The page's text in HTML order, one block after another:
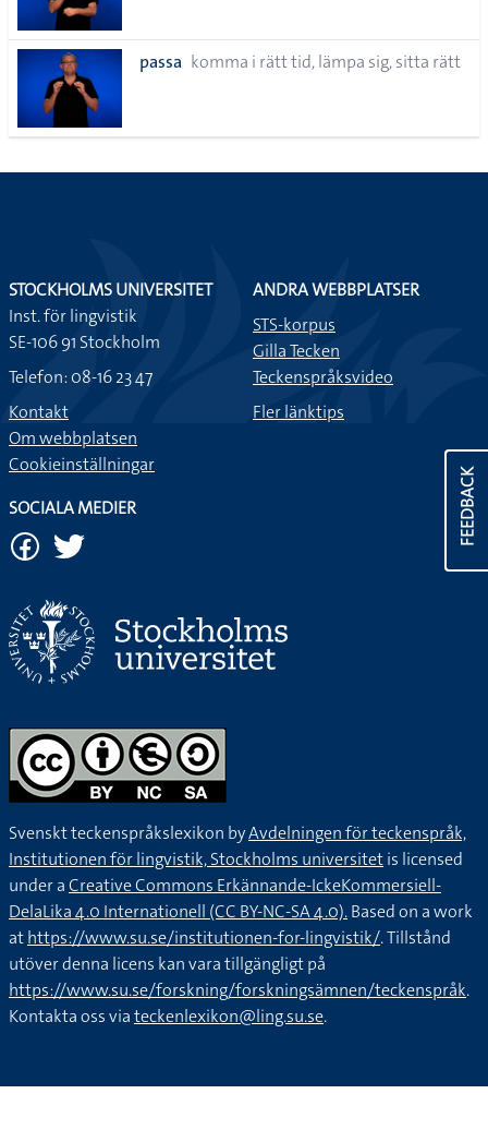
passa komma i rätt tid, lämpa sig, sitta rätt
FEEDBACK
STOCKHOLMS UNIVERSITET
Inst. för lingvistik
SE-106 91 Stockholm
Telefon: 08-16 23 47
Kontakt
Om webbplatsen
Cookieinställningar
ANDRA WEBBPLATSER
STS-korpus
Gilla Tecken
Teckenspråksvideo
Fler länktips
SOCIALA MEDIER
Svenskt teckenspråkslexikon byAvdelningen för teckenspråk,
Institutionen för lingvistik, Stockholms universitetis licensed
under aCreative Commons Erkännande-IckeKommersiell-
DelaLika 4.0 Internationell (CC BY-NC-SA 4.0).Based on a work
athttps://www.su.se/institutionen-for-lingvistik/. Tillstånd
utöver denna licens kan vara tillgängligt på
https://www.su.se/forskning/forskningsämnen/teckenspråk.
Kontakta oss viateckenlexikon@ling.su.se.